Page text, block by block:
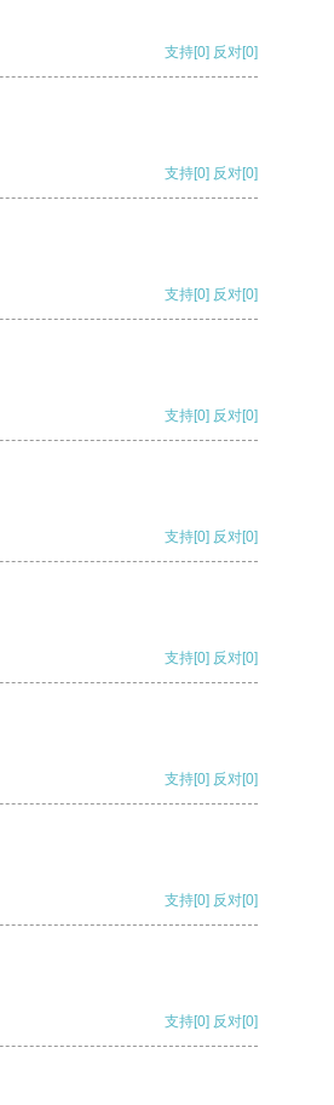
支持[0] 反对[0]
支持[0] 反对[0]
支持[0] 反对[0]
支持[0] 反对[0]
支持[0] 反对[0]
支持[0] 反对[0]
支持[0] 反对[0]
支持[0] 反对[0]
支持[0] 反对[0]